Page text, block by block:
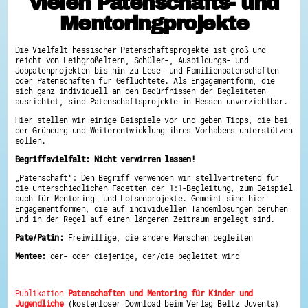
Hessen hilft Ukraine
Zeig uns dein Ehrenamt
Wettbewerb | Trikotwettbewerb
Wettbewerb | 80 Jahre Hessen - Engagement
mit Herz
8 Vereine x 80 Jahre x 1.000 €
Ausgezeichnete Projekte
Menschen des Respekts
SHARE IT: Teile deine Infos!
Ehrenamts-Card Hessen
Crowdfunding - Viele schaffen mehr
Förderprogramme
Ehrentag
Freiwilligenmanagement
Hessen engagiert - Digitale Themenabende
Kompetenznachweis Hessen
Zeugnisbeiblatt
Service-Learning
GEMA-Pakt
Mentoringprojekte
Die Vielfalt hessischer Patenschaftsprojekte ist groß und
reicht von Leihgroßeltern, Schüler-, Ausbildungs- und
Jobpatenprojekten bis hin zu Lese- und Familienpatenschaften
oder Patenschaften für Geflüchtete. Als Engagementform, die
sich ganz individuell an den Bedürfnissen der Begleiteten
ausrichtet, sind Patenschaftsprojekte in Hessen unverzichtbar.
Hier stellen wir einige Beispiele vor und geben Tipps, die bei
der Gründung und Weiterentwicklung ihres Vorhabens unterstützen
sollen.
Begriffsvielfalt: Nicht verwirren lassen!
„Patenschaft“: Den Begriff verwenden wir stellvertretend für
die unterschiedlichen Facetten der 1:1-Begleitung, zum Beispiel
auch für Mentoring- und Lotsenprojekte. Gemeint sind hier
Engagementformen, die auf individuellen Tandemlösungen beruhen
und in der Regel auf einen längeren Zeitraum angelegt sind.
Pate/Patin: Freiwillige, die andere Menschen begleiten
Mentee: der- oder diejenige, der/die begleitet wird
Publikation Patenschaften und Mentoring für Kinder und
Jugendliche(kostenloser Download beim Verlag Beltz Juventa)